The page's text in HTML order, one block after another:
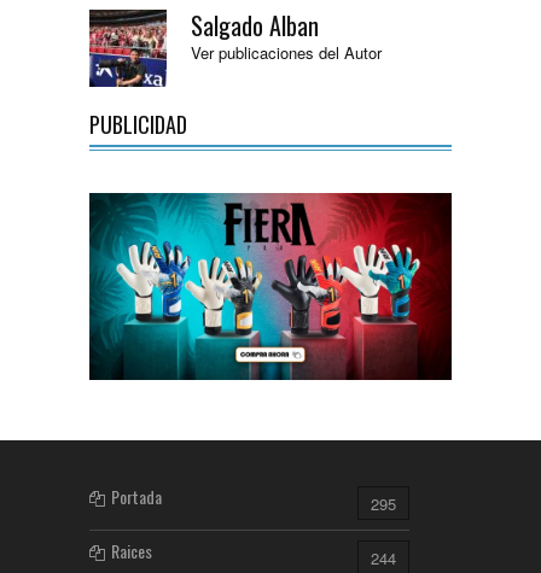
Salgado Alban
Ver publicaciones del Autor
PUBLICIDAD
Portada 295
Raices 244